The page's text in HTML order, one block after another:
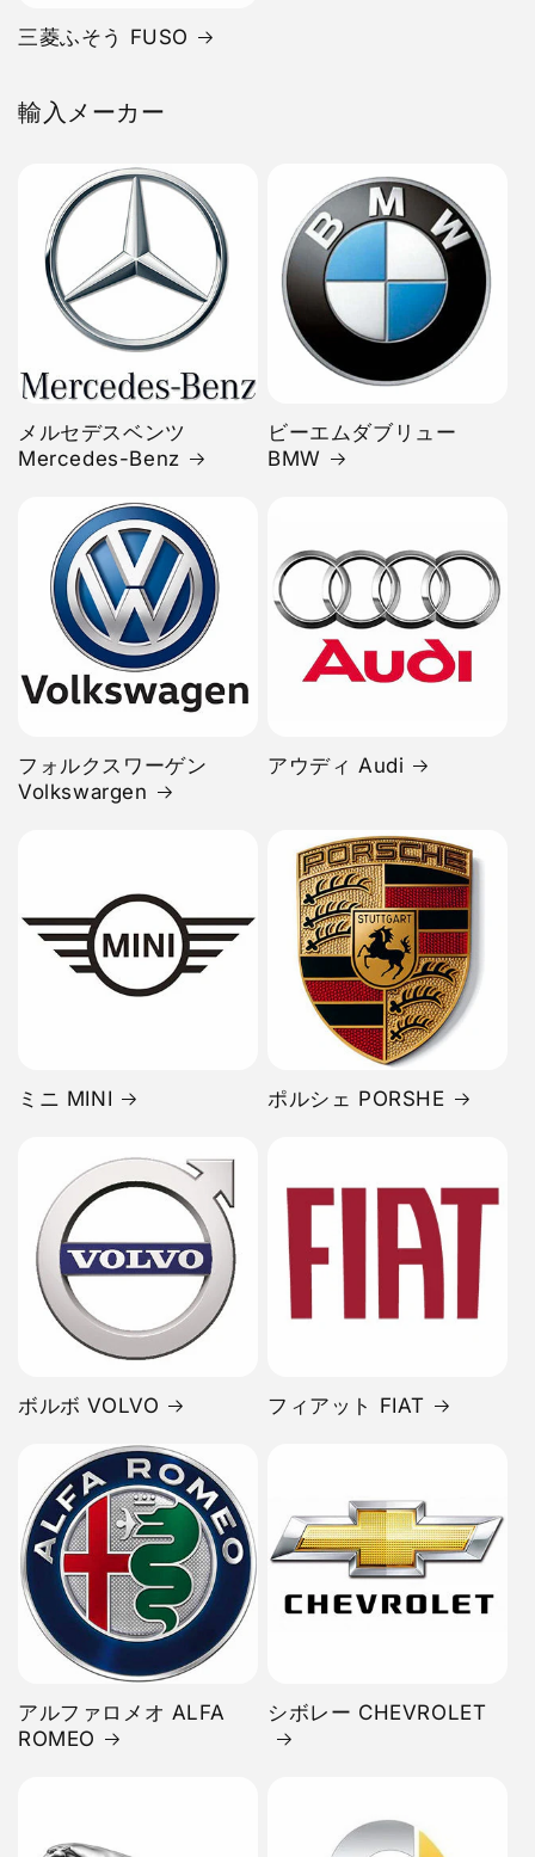
三菱ふそう FUSO
輸入メーカー
メルセデスベンツ
Mercedes-Benz
ビーエムダブリュー
BMW
フォルクスワーゲン
Volkswargen
アウディ Audi
ミニ MINI ポルシェ PORSHE
ボルボ VOLVO フィアット FIAT
アルファロメオ ALFA
ROMEO
シボレー CHEVROLET